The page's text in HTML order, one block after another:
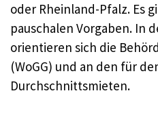
oder Rheinland-Pfalz. Es
pauschalen Vorgaben. In
orientieren sich die
(WoGG) und an den für
Durchschnittsmieten.